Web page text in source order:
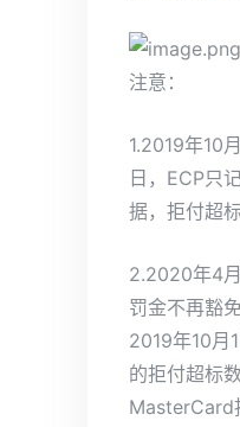
注意：
1.2019年10
日，ECP只
据，拒付超
2.2020年4
罚金不再豁
2019年10月
的拒付超标
MasterCard